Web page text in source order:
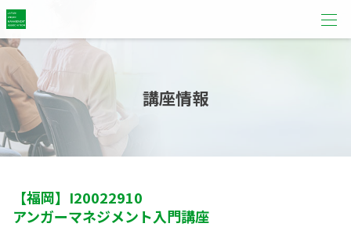
講座情報
【福岡】 I20022910
アンガーマネジメント入門講座